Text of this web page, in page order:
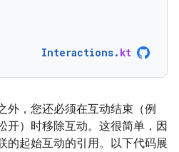
Interactions. kt
外，您还必须在互动结束（例
开）时移除互动。这很简单，因
的起始互动的引用。以下代码展